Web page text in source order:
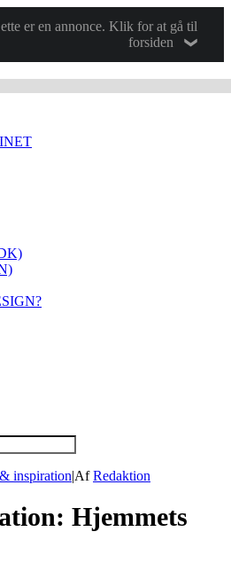
er en annonce. Klik for at gå til
forsiden
inspiration|AfRedaktion
Hjemmets